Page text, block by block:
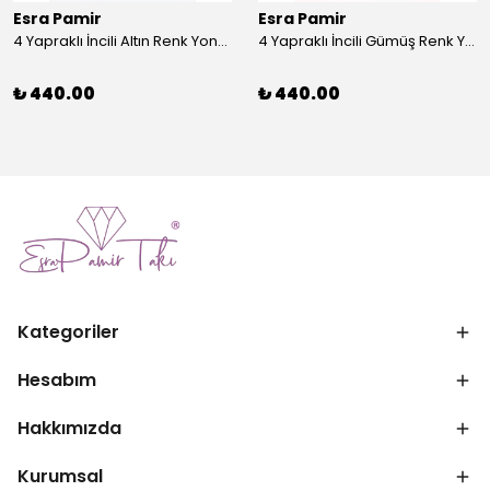
Esra Pamir
4 Yapraklı İncili Altın Renk Yonca Broş
₺ 440.00
Esra Pamir
4 Yapraklı İncili Gümüş Renk Yonca Broş
₺ 440.00
Kategoriler
Hesabım
Hakkımızda
Kurumsal